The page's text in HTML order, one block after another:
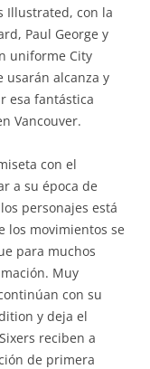
Illustrated, con la
Paul George y
uniforme City
usarán alcanza y
esa fantástica
Vancouver.
con el
a su época de
personajes está
los movimientos se
para muchos
Muy
con su
y deja el
reciben a
de primera